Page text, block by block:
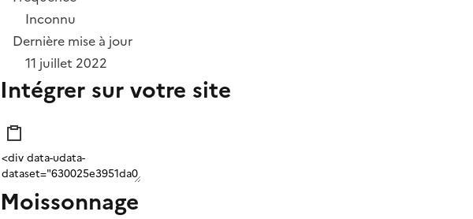
Inconnu
Dernière mise à jour
11 juillet 2022
Intégrer sur votre site
Moissonnage